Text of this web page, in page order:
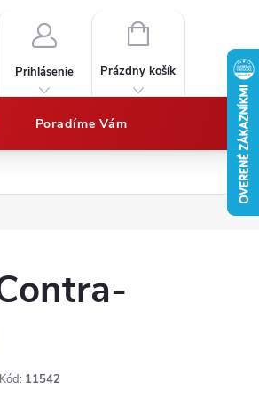
Vypočítajte
Prihlásenie
NÁKUPNÝ
Prázdny košík
Poradíme Vám
Kód: 11542